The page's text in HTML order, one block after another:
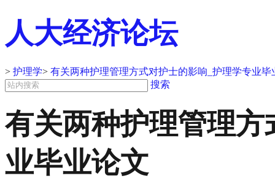
人大经济论坛
> 护理学> 有关两种护理管理方式对护士的影响_护理学专业毕
搜索
有关两种护理管理
业毕业论文